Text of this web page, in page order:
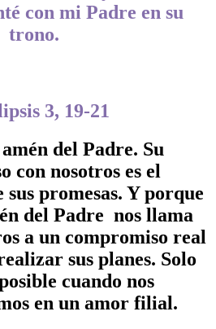
con mi Padre en su
trono.
3, 19-21
amén del Padre. Su
con nosotros es el
promesas. Y porque
del Padre nos llama
a un compromiso real
sus planes. Solo
cuando nos
en un amor filial.